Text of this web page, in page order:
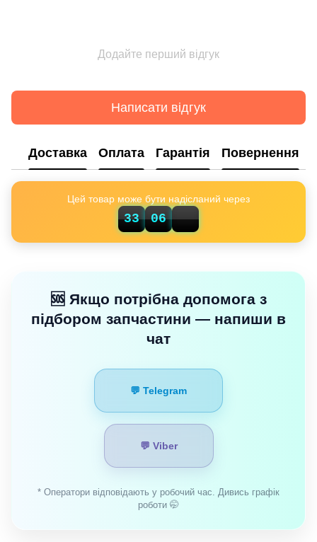
Додайте перший відгук
Написати відгук
Доставка Оплата Гарантія Повернення
Цей товар може бути надісланий через
33 06
14
🆘 Якщо потрібна допомога з
підбором запчастини — напиши в
чат
💬 Telegram
💬 Viber
* Оператори відповідають у робочий час. Дивись графік
роботи 🤭